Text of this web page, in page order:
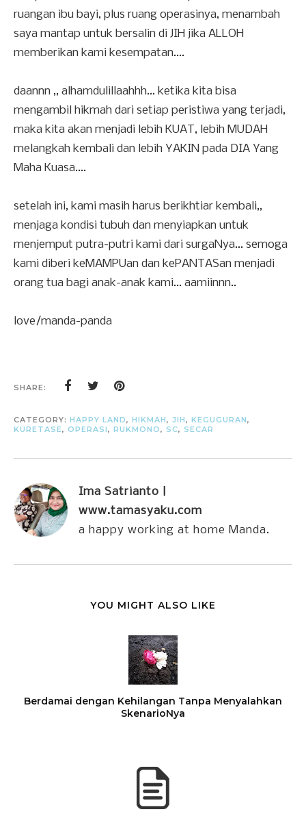
ruangan ibu bayi, plus ruang operasinya, menambah
saya mantap untuk bersalin di JIH jika ALLOH
memberikan kami kesempatan....
daannn ,, alhamdulillaahhh... ketika kita bisa
mengambil hikmah dari setiap peristiwa yang terjadi,
maka kita akan menjadi lebih KUAT, lebih MUDAH
melangkah kembali dan lebih YAKIN pada DIA Yang
Maha Kuasa....
setelah ini, kami masih harus berikhtiar kembali,,
menjaga kondisi tubuh dan menyiapkan untuk
menjemput putra-putri kami dari surgaNya... semoga
kami diberi keMAMPUan dan kePANTASan menjadi
orang tua bagi anak-anak kami... aamiinnn..
love/manda-panda
SHARE:
CATEGORY: HAPPY LAND, HIKMAH, JIH, KEGUGURAN,
KURETASE, OPERASI, RUKMONO, SC, SECAR
Ima Satrianto |
www.tamasyaku.com
a happy working at home Manda.
YOU MIGHT ALSO LIKE
Berdamai dengan Kehilangan Tanpa Menyalahkan
SkenarioNya